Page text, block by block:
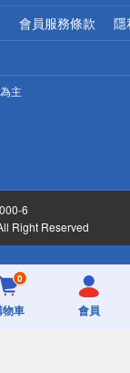
會員服務條款 隱
主
6
Right Reserved
0
車 會員